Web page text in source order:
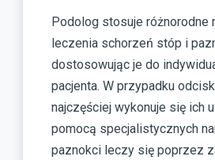
Podolog stosuje różnorodne
leczenia schorzeń stóp i
dostosowując je do
pacjenta. W przypadku
najczęściej wykonuje się ich
pomocą specjalistycznych
paznokci leczy się poprzez